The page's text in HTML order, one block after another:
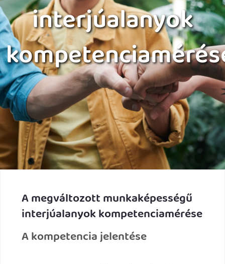
interjúalanyok
A megváltozott munkaképességű
interjúalanyok kompetenciamérése
A kompetencia jelentése